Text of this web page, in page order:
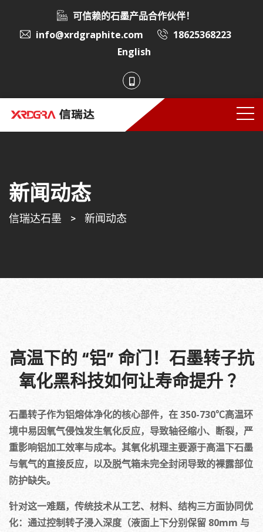
可信赖的石墨产品合作伙伴！
info@xrdgraphite.com
18625368223
English
新闻动态
信瑞达石墨 > 新闻动态
高温下的 “铝” 命门！石墨转子抗
氧化黑科技如何让寿命提升 ？
石墨转子作为铝熔体净化的核心部件，在 350-730℃高温环
境中易因氧气侵蚀发生氧化反应，导致轴径缩小、断裂，严
重影响铝加工效率与成本。其氧化机理主要源于高温下石墨
与氧气的直接反应，以及脱气箱未完全封闭导致的裸露部位
防护缺失。
针对这一难题，传统技术从工艺、材料、结构三方面协同优
化：通过控制转子浸入深度（液面上下分别保留 80mm 与